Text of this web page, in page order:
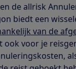
de allrisk
biedt een
van de
voor je